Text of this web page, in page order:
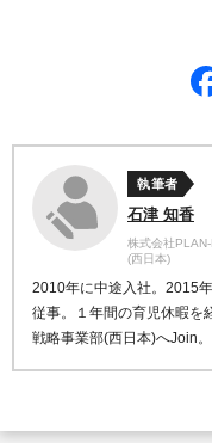
執筆者
石津 知香
株式会社
(西日本)
2010年に中途入社。2015
従事。１年間の育児休暇を
戦略事業部(西日本)へJoin。